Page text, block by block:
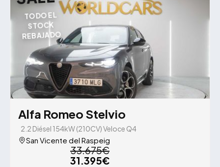
TODO EL
STOCK
REBAJADO
Alfa Romeo Stelvio
2.2 Diésel 154kW (210CV) Veloce Q4
San Vicente del Raspeig
33.675€
31.395€